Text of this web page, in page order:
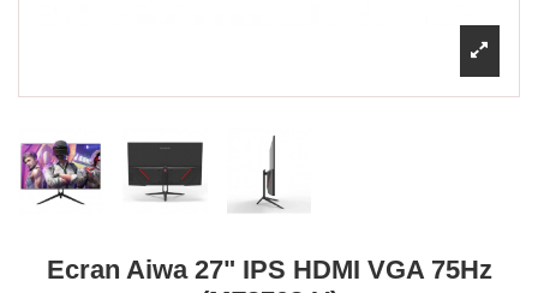
Ecran Aiwa 27" IPS HDMI VGA 75Hz